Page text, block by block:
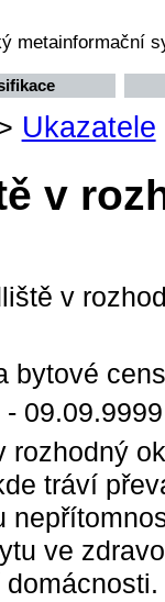
metainformační
Ukazatele
v
v
bytové
09.09.9999
rozhodný
tráví
ve